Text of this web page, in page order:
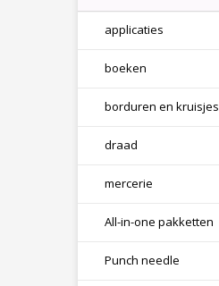
applicaties
boeken
borduren en
draad
mercerie
All-in-one pakketten
Punch needle